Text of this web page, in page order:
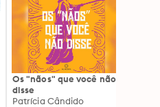
Os "nãos" que você não
disse
Patrícia Cândido